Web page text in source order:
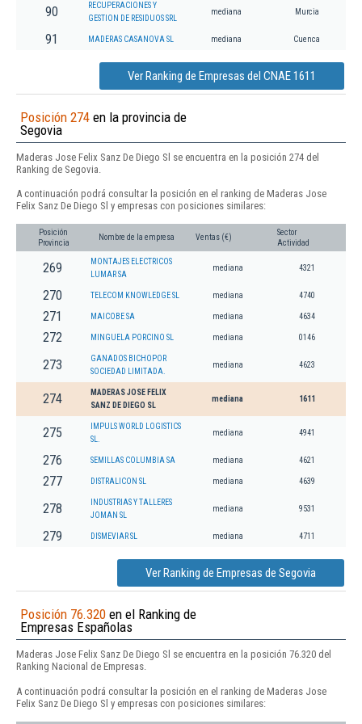
90
RECUPERACIONES Y
GESTION DE RESIDUOS SRL
mediana Murcia
91 MADERAS CASANOVA SL mediana Cuenca
Ver Ranking de Empresas del CNAE 1611
Posición 274 en la provincia de
Segovia
Maderas Jose Felix Sanz De Diego Sl se encuentra en la posición 274 del
Ranking de Segovia.
A continuación podrá consultar la posición en el ranking de Maderas Jose
Felix Sanz De Diego Sl y empresas con posiciones similares:
Posición
Provincia
Nombre de la empresa Ventas (€)
Sector
Actividad
269
MONTAJES ELECTRICOS
LUMAR SA
mediana 4321
270 TELECOM KNOWLEDGE SL mediana 4740
271 MAICOBE SA mediana 4634
272 MINGUELA PORCINO SL mediana 0146
273
GANADOS BICHOPOR
SOCIEDAD LIMITADA.
mediana 4623
274
MADERAS JOSE FELIX
SANZ DE DIEGO SL
mediana 1611
275
IMPULS WORLD LOGISTICS
SL.
mediana 4941
276 SEMILLAS COLUMBIA SA mediana 4621
277 DISTRALICON SL mediana 4639
278
INDUSTRIAS Y TALLERES
JOMAN SL
mediana 9531
279 DISMEVIAR SL mediana 4711
Ver Ranking de Empresas de Segovia
Posición 76.320 en el Ranking de
Empresas Españolas
Maderas Jose Felix Sanz De Diego Sl se encuentra en la posición 76.320 del
Ranking Nacional de Empresas.
A continuación podrá consultar la posición en el ranking de Maderas Jose
Felix Sanz De Diego Sl y empresas con posiciones similares: